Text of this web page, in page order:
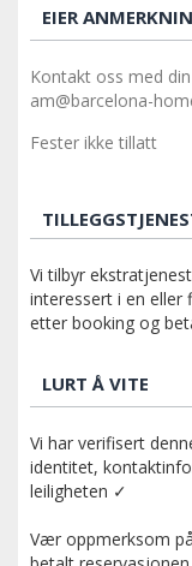
EIER
Kontakt oss med
am@barcelona-
Fester ikke tillatt
Vi tilbyr
interessert i en eller
etter booking og
LURT Å VITE
Vi har verifisert
identitet,
leiligheten ✓
Vær oppmerksom